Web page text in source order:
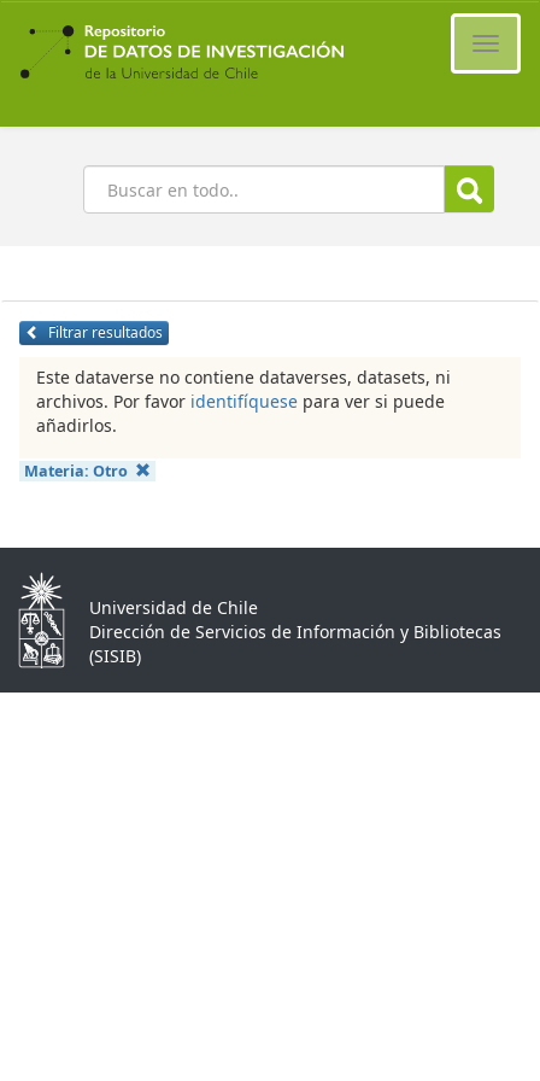
Ir
contenido
principal
Buscar
Filtrar resultados
Este dataverse no contiene dataverses, datasets, ni
archivos. Por favor identifíquese para ver si puede
añadirlos.
Materia: Otro
Universidad de Chile
Dirección de Servicios de Información y Bibliotecas
(SISIB)